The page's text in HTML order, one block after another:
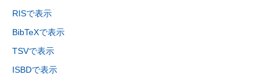
RISで表示
BibTeXで表示
TSVで表示
ISBDで表示